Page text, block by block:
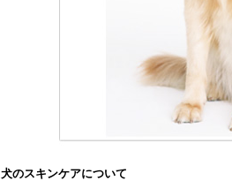
犬のスキンケアについて